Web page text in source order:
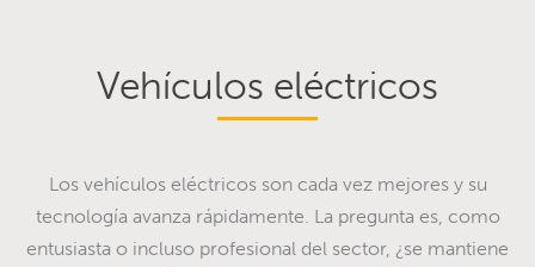
Vehículos eléctricos
Los vehículos eléctricos son cada vez mejores y su
tecnología avanza rápidamente. La pregunta es, como
entusiasta o incluso profesional del sector, ¿se mantiene